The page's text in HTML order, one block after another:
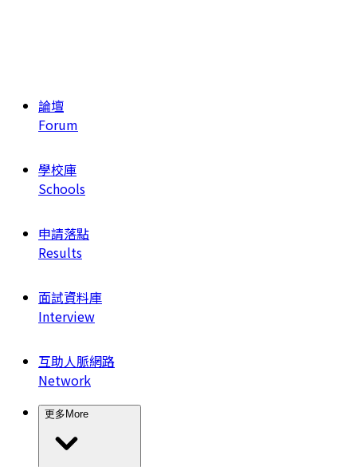
論壇
Forum
學校庫
Schools
申請落點
Results
面試資料庫
Interview
互助人脈網路
Network
更多 More